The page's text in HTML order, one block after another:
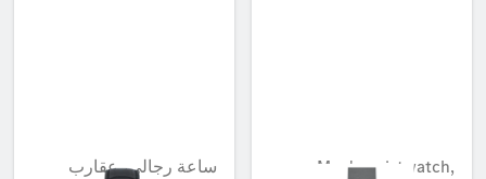
Men's wristwatch,
ساعة رجالي، عقارب